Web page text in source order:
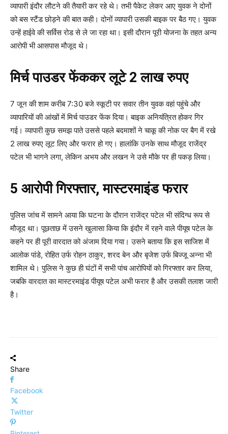
व्यापारी इंदौर लौटने की तैयारी कर रहे थे। तभी पैकेट लेकर आए युवक ने दोनों
को बस स्टैंड छोड़ने की बात कही। दोनों व्यापारी उसकी बाइक पर बैठ गए। युवक
उन्हें हाईवे की सर्विस रोड से ले जा रहा था। इसी दौरान पूरी योजना के तहत अन्य
आरोपी भी आसपास मौजूद थे।
मिर्च पाउडर फेंककर लूटे 2 लाख रुपए
7 जून की शाम करीब 7:30 बजे स्कूटी पर सवार तीन युवक वहां पहुंचे और
व्यापारियों की आंखों में मिर्च पाउडर फेंक दिया। बाइक अनियंत्रित होकर गिर
गई। व्यापारी कुछ समझ पाते उससे पहले बदमाशों ने चाकू की नोक पर बैग में रखे
2 लाख रुपए लूट लिए और फरार हो गए। हालांकि उनके साथ मौजूद राजेंद्र
पटेल भी भागने लगा, लेकिन अभय और लखन ने उसे मौके पर ही पकड़ लिया।
5 आरोपी गिरफ्तार, मास्टरमाइंड फरार
पुलिस जांच में सामने आया कि घटना के दौरान राजेंद्र पटेल भी संदिग्ध रूप से
मौजूद था। पूछताछ में उसने खुलासा किया कि इंदौर में रहने वाले पीयूष पटेल के
कहने पर ही पूरी वारदात को अंजाम दिया गया। उसने बताया कि इस साजिश में
आलोक पांडे, रोहित उर्फ रोहन ठाकुर, शरद बेन और बृजेश उर्फ बिज्जू अन्ना भी
शामिल थे। पुलिस ने कुछ ही घंटों में सभी पांच आरोपियों को गिरफ्तार कर लिया,
जबकि वारदात का मास्टरमाइंड पीयूष पटेल अभी फरार है और उसकी तलाश जारी
है।
Share
Facebook
Twitter